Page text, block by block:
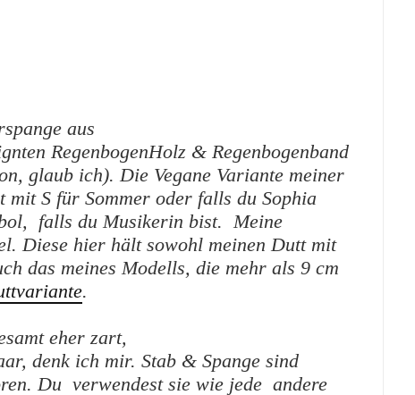
aus
RegenbogenHolz & Regenbogenband
glaub ich). Die Vegane Variante meiner
mit S für Sommer oder falls du Sophia
falls du Musikerin bist. Meine
Diese hier hält sowohl meinen Dutt mit
das meines Modells, die mehr als 9 cm
.
eher zart,
denk ich mir. Stab & Spange sind
Du verwendest sie wie jede andere